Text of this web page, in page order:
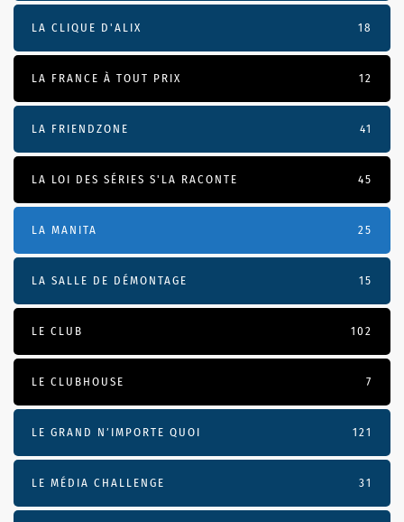
LA CLIQUE D'ALIX 18
LA FRANCE À TOUT PRIX 12
LA FRIENDZONE 41
LA LOI DES SÉRIES S'LA RACONTE 45
LA MANITA 25
LA SALLE DE DÉMONTAGE 15
LE CLUB 102
LE CLUBHOUSE 7
LE GRAND N’IMPORTE QUOI 121
LE MÉDIA CHALLENGE 31